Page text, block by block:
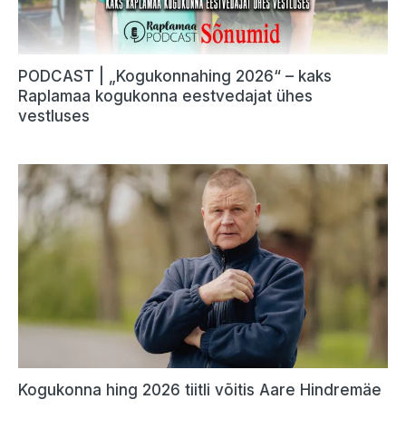
PODCAST | „Kogukonnahing 2026“ – kaks
Raplamaa kogukonna eestvedajat ühes
vestluses
Kogukonna hing 2026 tiitli võitis Aare Hindremäe